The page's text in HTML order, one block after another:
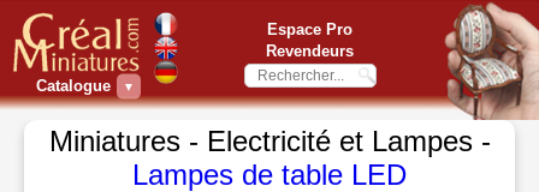
Catalogue ▼
Espace Pro
Revendeurs
Miniatures - Electricité et Lampes -
Lampes de table LED